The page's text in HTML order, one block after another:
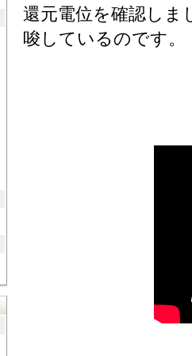
還元電位を確認しま
唆しているのです。